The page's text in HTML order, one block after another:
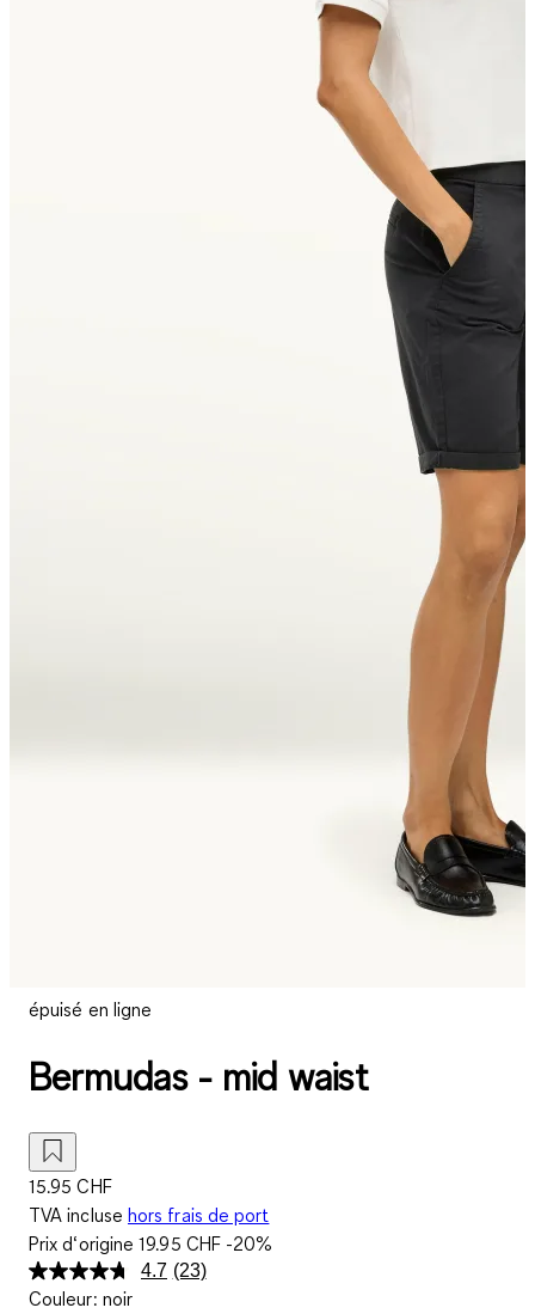
épuisé en ligne
Bermudas - mid waist
15.95 CHF
TVA incluse hors frais de port
Prix d‘origine19.95 CHF-20%
4.7 Lire
(23)
Couleur: noir